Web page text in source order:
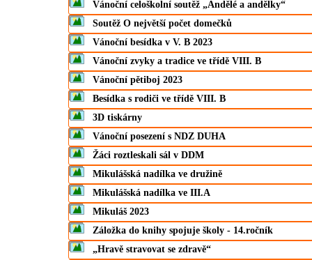
Vánoční celoškolní soutěž „Andělé a andělky“
Soutěž O největší počet domečků
Vánoční besídka v V. B 2023
Vánoční zvyky a tradice ve třídě VIII. B
Vánoční pětiboj 2023
Besídka s rodiči ve třídě VIII. B
3D tiskárny
Vánoční posezení s NDZ DUHA
Žáci roztleskali sál v DDM
Mikulášská nadílka ve družině
Mikulášská nadílka ve III.A
Mikuláš 2023
Záložka do knihy spojuje školy - 14.ročník
„Hravě stravovat se zdravě“